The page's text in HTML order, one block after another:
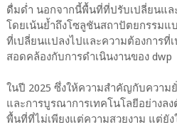
ดื่มด่ำ นอกจากนี้พื้นที่ที่ปรับเปลี่ยนแ
โดยเน้นย้ำถึงโซลูชันสถาปัตยกรรม
ที่เปลี่ยนแปลงไปและความต้องการที่
สอดคล้องกับการดำเนินงานของ dwp
ในปี 2025 ซึ่งให้ความสำคัญกับควา
และการบูรณาการเทคโนโลยีอย่างลง
พื้นที่ที่ไม่เพียงแต่ความสวยงาม แต่ยั